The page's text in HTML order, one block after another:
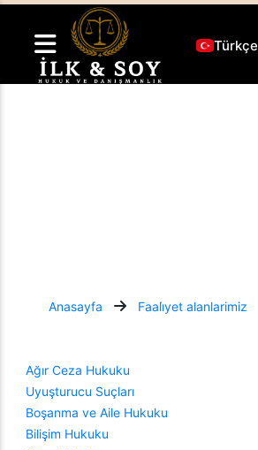
Türkçe
Anasayfa Faali̇yet alanlarimiz
Ağır Ceza Hukuku
Uyuşturucu Suçları
Boşanma ve Aile Hukuku
Bilişim Hukuku